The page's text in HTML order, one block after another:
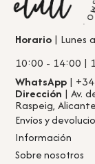
Horario | Lunes
10:00 - 14:00 |
WhatsApp |
Dirección | Av.
Raspeig, Alicante
Envíos y
Información
Sobre nosotros